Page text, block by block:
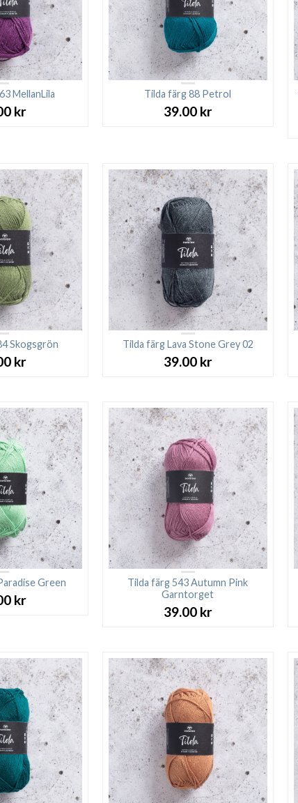
MellanLila
kr
Tilda färg 88 Petrol
39.00 kr
Skogsgrön
kr
Tilda färg Lava Stone Grey 02
39.00 kr
Green
kr
Tilda färg 543 Autumn Pink
Garntorget
39.00 kr